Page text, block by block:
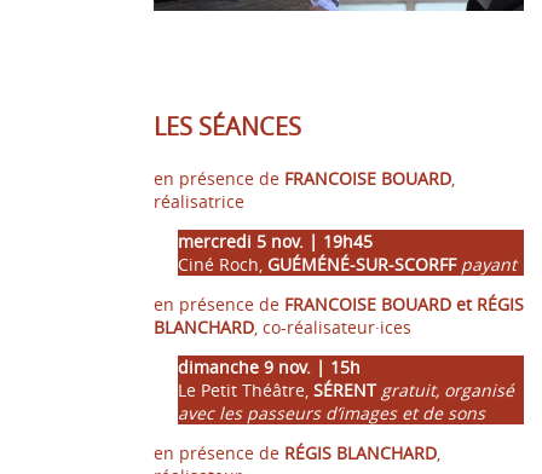
LES SÉANCES
en présence de FRANCOISE BOUARD,
réalisatrice
mercredi 5 nov. | 19h45
Ciné Roch, GUÉMÉNÉ-SUR-SCORFF payant
en présence de FRANCOISE BOUARD et RÉGIS
BLANCHARD, co-réalisateur·ices
dimanche 9 nov. | 15h
Le Petit Théâtre, SÉRENTgratuit, organisé
avec les passeurs d’images et de sons
en présence de RÉGIS BLANCHARD,